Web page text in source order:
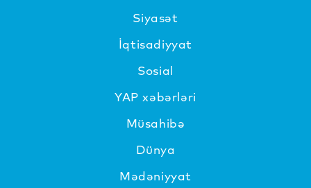
Siyasət
İqtisadiyyat
Sosial
YAP xəbərləri
Müsahibə
Dünya
Mədəniyyat